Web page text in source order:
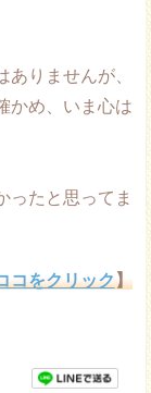
りませんが、
かめ、いま心は
ったと思ってま
コをクリック】